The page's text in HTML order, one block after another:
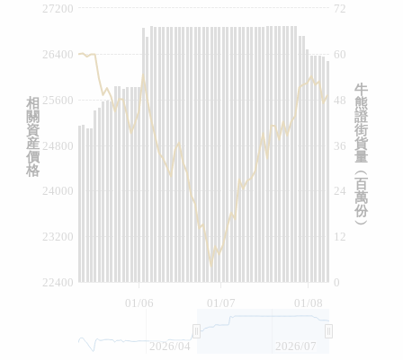
01/07
01/06 01/08
0
60
12
24
36
48
72
22400
23200
24000
24800
25600
26400
27200
2026/04 2026/07
牛
熊
證
街
貨
量
︵
百
萬
份
︶
相
關
資
産
價
格
認股證文件及公告 (瑞信)
牛熊證文件及公告
牛熊證文件及公告 (瑞信)
收市競價變化